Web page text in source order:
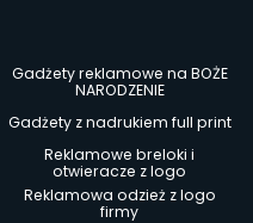
Gadżety reklamowe na BOŻE
NARODZENIE
Gadżety z nadrukiem full print
Reklamowe breloki i
otwieracze z logo
Reklamowa odzież z logo
firmy